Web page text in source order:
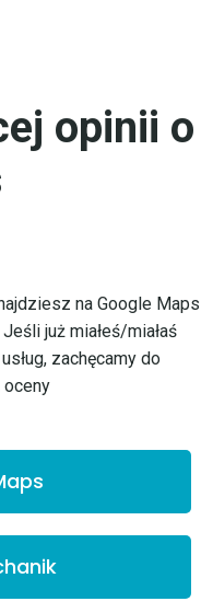
opinii o
na Google Maps
już miałeś/miałaś
zachęcamy do